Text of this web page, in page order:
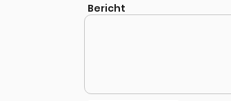
Bericht